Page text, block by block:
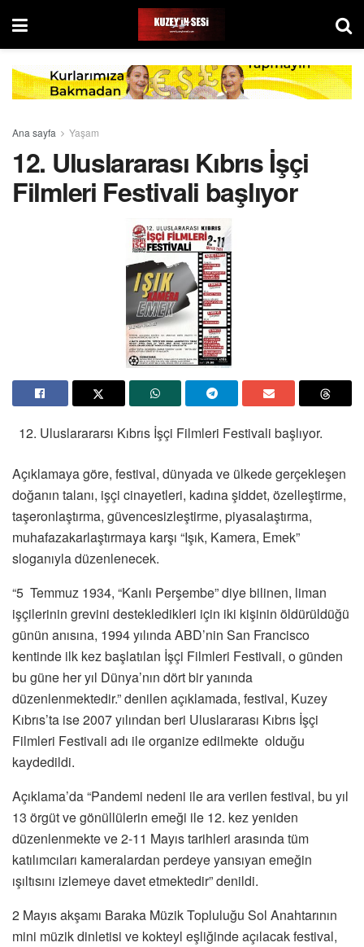
Ana sayfa Yaşam
12. Uluslararası Kıbrıs İşçi
Filmleri Festivali başlıyor
Uluslarararsı Kıbrıs İşçi Filmleri Festivali başlıyor.
Açıklamaya göre, festival, dünyada ve ülkede gerçekleşen
doğanın talanı, işçi cinayetleri, kadına şiddet, özelleştirme,
taşeronlaştırma, güvencesizleştirme, piyasalaştırma,
muhafazakarlaştırmaya karşı “Işık, Kamera, Emek”
sloganıyla düzenlenecek.
“5 Temmuz 1934, “Kanlı Perşembe” diye bilinen, liman
işçilerinin grevini destekledikleri için iki kişinin öldürüldüğü
günün anısına, 1994 yılında ABD’nin San Francisco
kentinde ilk kez başlatılan İşçi Filmleri Festivali, o günden
bu güne her yıl Dünya’nın dört bir yanında
düzenlenmektedir.” denilen açıklamada, festival, Kuzey
Kıbrıs’ta ise 2007 yılından beri Uluslararası Kıbrıs İşçi
Filmleri Festivali adı ile organize edilmekte olduğu
kaydedildi.
Açıklama’da “Pandemi nedeni ile ara verilen festival, bu yıl
13 örgüt ve gönüllülerin emeği ile 12. kez yeniden
düzenlenmekte ve 2-11 Mayıs tarihleri arasında tüm
katılımcıları kameralardan perdeye yansıyan emeğin
ışıltısını izlemeye davet etmektedir” denildi.
2 Mayıs akşamı Baraka Müzik Topluluğu Sol Anahtarının
mini müzik dinletisi ve kokteyl eşliğinde açılacak festival,